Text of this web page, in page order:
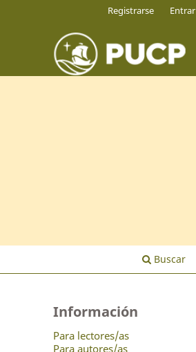
Buscar
Registrarse Entrar
Información
Para lectores/as
Para autores/as